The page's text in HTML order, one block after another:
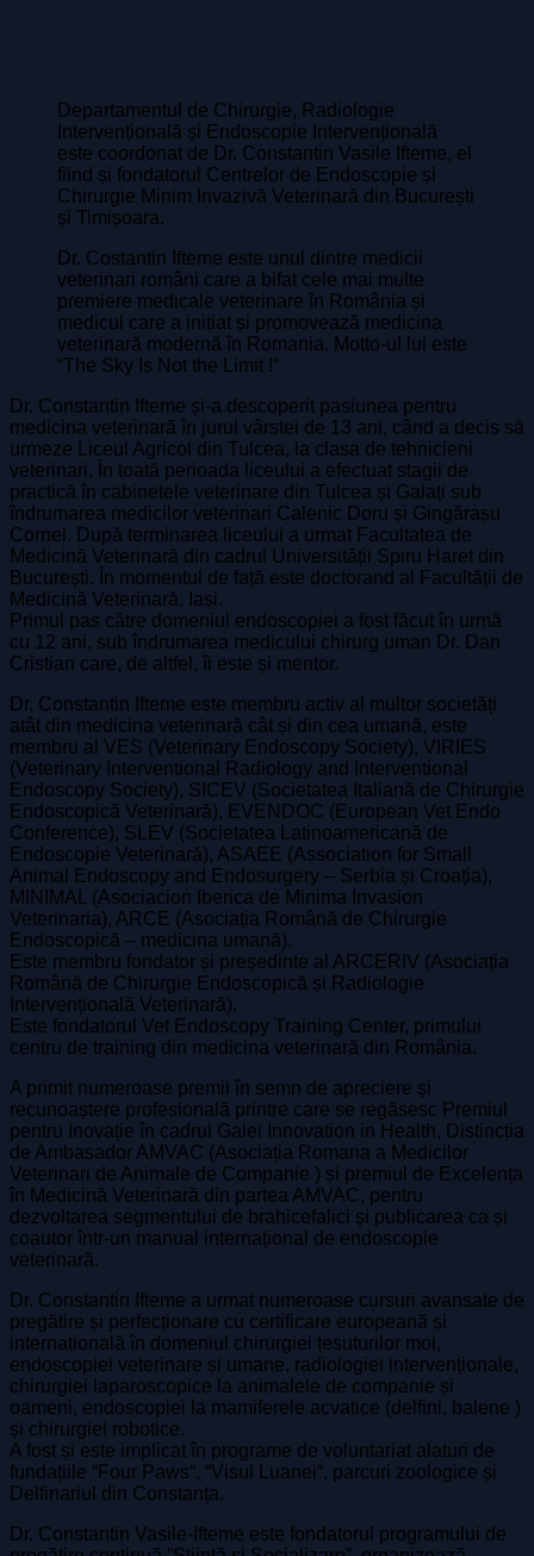
Departamentul de Chirurgie, Radiologie
Intervențională și Endoscopie Intervențională
este coordonat de Dr. Constantin Vasile Ifteme, el
fiind și fondatorul Centrelor de Endoscopie și
Chirurgie Minim Invazivă Veterinară din București
și Timișoara.
Dr. Costantin Ifteme este unul dintre medicii
veterinari români care a bifat cele mai multe
premiere medicale veterinare în România și
medicul care a inițiat și promovează medicina
veterinară modernă în Romania. Motto-ul lui este
“The Sky Is Not the Limit !“
Dr. Constantin Ifteme și-a descoperit pasiunea pentru
medicina veterinară în jurul vârstei de 13 ani, când a decis să
urmeze Liceul Agricol din Tulcea, la clasa de tehnicieni
veterinari. În toată perioada liceului a efectuat stagii de
practică în cabinetele veterinare din Tulcea și Galați sub
îndrumarea medicilor veterinari Calenic Doru și Gingărașu
Cornel. După terminarea liceului a urmat Facultatea de
Medicină Veterinară din cadrul Universității Spiru Haret din
București. În momentul de față este doctorand al Facultății de
Medicină Veterinară, Iași.
Primul pas către domeniul endoscopiei a fost făcut în urmă
cu 12 ani, sub îndrumarea medicului chirurg uman Dr. Dan
Cristian care, de altfel, îi este și mentor.
Dr. Constantin Ifteme este membru activ al multor societăți
atât din medicina veterinară cât și din cea umană, este
membru al VES (Veterinary Endoscopy Society), VIRIES
(Veterinary Interventional Radiology and Interventional
Endoscopy Society), SICEV (Societatea Italiană de Chirurgie
Endoscopică Veterinară), EVENDOC (European Vet Endo
Conference), SLEV (Societatea Latinoamericană de
Endoscopie Veterinară), ASAEE (Association for Small
Animal Endoscopy and Endosurgery – Serbia și Croația),
MINIMAL (Asociacion Iberica de Minima Invasion
Veterinaria), ARCE (Asociația Română de Chirurgie
Endoscopică – medicina umană).
Este membru fondator și președinte al ARCERIV (Asociația
Română de Chirurgie Endoscopică și Radiologie
Intervențională Veterinară).
Este fondatorul Vet Endoscopy Training Center, primului
centru de training din medicina veterinară din România.
A primit numeroase premii în semn de apreciere și
recunoaștere profesională printre care se regăsesc Premiul
pentru Inovație în cadrul Galei Innovation in Health, Distincția
de Ambasador AMVAC (Asociația Romana a Medicilor
Veterinari de Animale de Companie ) și premiul de Excelența
în Medicină Veterinară din partea AMVAC, pentru
dezvoltarea segmentului de brahicefalici și publicarea ca și
coautor într-un manual internațional de endoscopie
veterinară.
Dr. Constantin Ifteme a urmat numeroase cursuri avansate de
pregătire și perfecționare cu certificare europeană și
internațională în domeniul chirurgiei țesuturilor moi,
endoscopiei veterinare și umane, radiologiei intervenționale,
chirurgiei laparoscopice la animalele de companie și
oameni, endoscopiei la mamiferele acvatice (delfini, balene )
și chirurgiei robotice.
A fost și este implicat în programe de voluntariat alaturi de
fundațiile “Four Paws“, “Visul Luanei“, parcuri zoologice și
Delfinariul din Constanța.
Dr. Constantin Vasile-Ifteme este fondatorul programului de